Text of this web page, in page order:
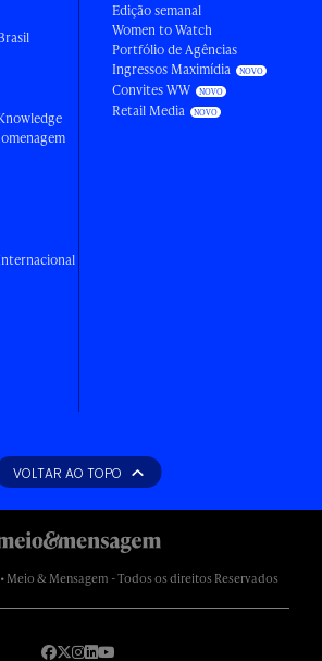
Edição semanal
Women to Watch
Portfólio de Agências
Ingressos Maximídia
Convites WW
Retail Media
VOLTAR AO TOPO
Meio & Mensagem - Todos os direitos Reservados